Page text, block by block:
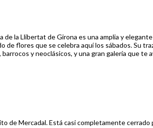
la Llibertat de Girona es una amplia y
de flores que se celebra aquí los sábados. Su
y neoclásicos, y una gran galería que te
de Mercadal. Está casi completamente